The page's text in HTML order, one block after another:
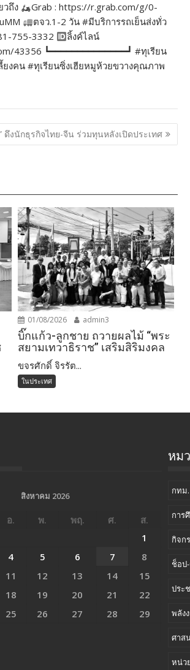
วถึง
Grab : https://r.grab.com/g/0-
ตจว.1-2 วัน #มีบริการรถเย็นส่งทั่ว
755-3332
ลิ้งค์ไลน์
43356 ┗━━━━━━━━━━━━━━┛ #ทุเรียน
งคน #ทุเรียนซิ่งเฮียหมูห้วยขวางคุณภาพ
ดึงนักธุรกิจไทย-จีน ร่วมทุนหลังเปิดประเทศ
01/08/2026 admin3
บิ๊กแก้ว-ลูกชาย ถวายผลไม้ “พระ
สยามเทวาธิราช” เสริมสิริมงคล
ขจรศักดิ์ จิรรัต...
ในประเทศ
สิงหาคม 2026
อ. พ. พฤ. ศ.
ส.
1
4 5 6 7
8
11 12 13 14
15
18 19 20 21
22
25 26 27 28
29
หม
กทม.
การ
กิจก
ช็อป
ประ
พลัง
ศาส
หน่ว